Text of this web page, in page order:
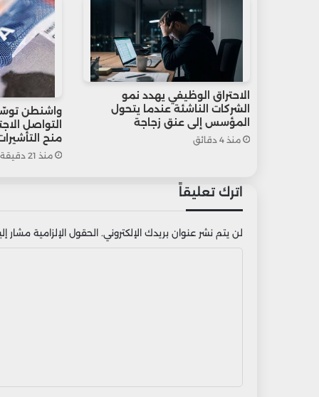
الاحتراق الوظيفي يهدد نمو
الشركات الناشئة عندما يتحول
المؤسس إلى عنق زجاجة
منذ 4 دقائق
واشنطن
التواصل
منح
منذ 21 دقيقة
اترك تعليقاً
لن يتم نشر عنوان بريدك الإلكتروني. الحقول الإلزامية مشار
ق